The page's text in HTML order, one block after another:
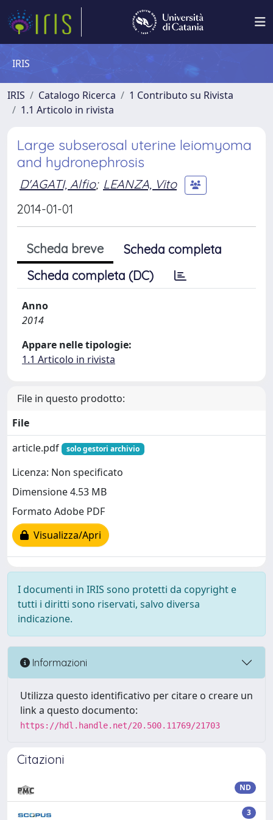
IRIS
IRIS Catalogo Ricerca
1 Contributo su Rivista
1.1 Articolo in rivista
Large subserosal uterine leiomyoma
and hydronephrosis
D'AGATI, Alfio; LEANZA, Vito
2014-01-01
Scheda breve
Scheda completa
Scheda completa (DC)
Anno
2014
Appare nelle tipologie:
1.1 Articolo in rivista
File in questo prodotto:
File
article.pdf
solo gestori archivio
Licenza: Non specificato
Dimensione 4.53 MB
Formato Adobe PDF
Visualizza/Apri
I documenti in IRIS sono protetti da copyright e
tutti i diritti sono riservati, salvo diversa
indicazione.
Informazioni
Utilizza questo identificativo per citare o creare un
link a questo documento:
https://hdl.handle.net/20.500.11769/21703
Citazioni
ND
3